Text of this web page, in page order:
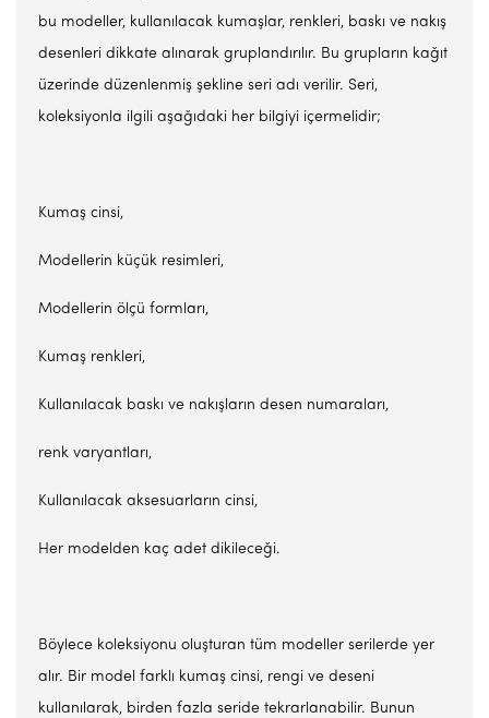
bu modeller, kullanılacak kumaşlar, renkleri, baskı ve nakış
desenleri dikkate alınarak gruplandırılır. Bu grupların kağıt
üzerinde düzenlenmiş şekline seri adı verilir. Seri,
koleksiyonla ilgili aşağıdaki her bilgiyi içermelidir;
Kumaş cinsi,
Modellerin küçük resimleri,
Modellerin ölçü formları,
Kumaş renkleri,
Kullanılacak baskı ve nakışların desen numaraları,
renk varyantları,
Kullanılacak aksesuarların cinsi,
Her modelden kaç adet dikileceği.
Böylece koleksiyonu oluşturan tüm modeller serilerde yer
alır. Bir model farklı kumaş cinsi, rengi ve deseni
kullanılarak, birden fazla seride tekrarlanabilir. Bunun